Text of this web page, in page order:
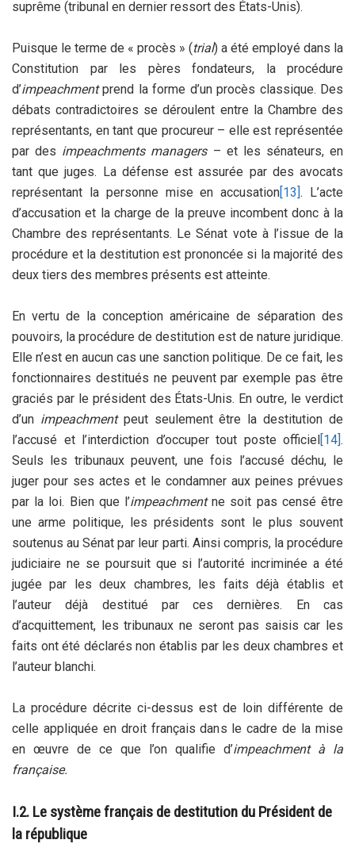
suprême (tribunal en dernier ressort des États-Unis).
Puisque le terme de « procès » (trial) a été employé dans la
Constitution par les pères fondateurs, la procédure
d’impeachmentprend la forme d’un procès classique. Des
débats contradictoires se déroulent entre la Chambre des
représentants, en tant que procureur – elle est représentée
par des impeachments managers – et les sénateurs, en
tant que juges. La défense est assurée par des avocats
représentant la personne mise en accusation [13]. L’acte
d’accusation et la charge de la preuve incombent donc à la
Chambre des représentants. Le Sénat vote à l’issue de la
procédure et la destitution est prononcée si la majorité des
deux tiers des membres présents est atteinte.
En vertu de la conception américaine de séparation des
pouvoirs, la procédure de destitution est de nature juridique.
Elle n’est en aucun cas une sanction politique. De ce fait, les
fonctionnaires destitués ne peuvent par exemple pas être
graciés par le président des États-Unis. En outre, le verdict
d’un impeachment peut seulement être la destitution de
l’accusé et l’interdiction d’occuper tout poste officiel [14] .
Seuls les tribunaux peuvent, une fois l’accusé déchu, le
juger pour ses actes et le condamner aux peines prévues
par la loi. Bien que l’impeachmentne soit pas censé être
une arme politique, les présidents sont le plus souvent
soutenus au Sénat par leur parti. Ainsi compris, la procédure
judiciaire ne se poursuit que si l’autorité incriminée a été
jugée par les deux chambres, les faits déjà établis et
l’auteur déjà destitué par ces dernières. En cas
d’acquittement, les tribunaux ne seront pas saisis car les
faits ont été déclarés non établis par les deux chambres et
l’auteur blanchi.
La procédure décrite ci-dessus est de loin différente de
celle appliquée en droit français dans le cadre de la mise
en œuvre de ce que l’on qualifie d’impeachment à la
française.
I.2. Le système français de destitution du Président de
la république